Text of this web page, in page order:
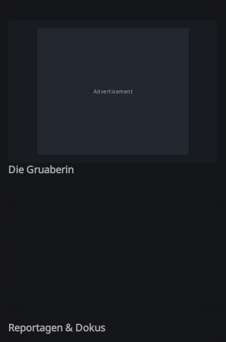
Advertisement
Die Gruaberin
Reportagen & Dokus